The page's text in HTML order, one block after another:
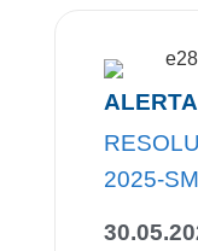
2025-